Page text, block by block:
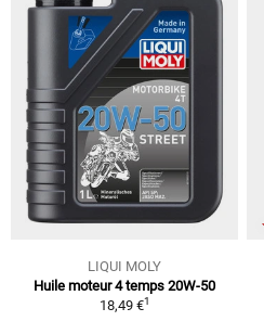
LIQUI MOLY
Huile moteur 4 temps 20W-50
18,49 €1